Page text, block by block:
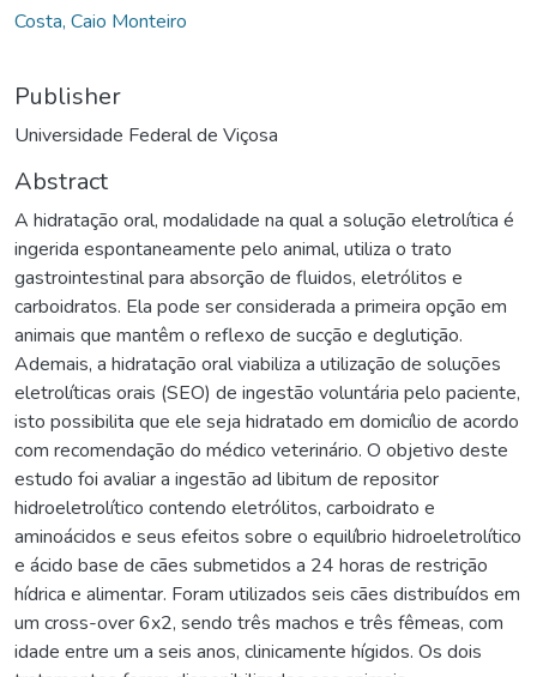
Costa, Caio Monteiro
Publisher
Universidade Federal de Viçosa
Abstract
A hidratação oral, modalidade na qual a solução eletrolítica é
ingerida espontaneamente pelo animal, utiliza o trato
gastrointestinal para absorção de fluidos, eletrólitos e
carboidratos. Ela pode ser considerada a primeira opção em
animais que mantêm o reflexo de sucção e deglutição.
Ademais, a hidratação oral viabiliza a utilização de soluções
eletrolíticas orais (SEO) de ingestão voluntária pelo paciente,
isto possibilita que ele seja hidratado em domicílio de acordo
com recomendação do médico veterinário. O objetivo deste
estudo foi avaliar a ingestão ad libitum de repositor
hidroeletrolítico contendo eletrólitos, carboidrato e
aminoácidos e seus efeitos sobre o equilíbrio hidroeletrolítico
e ácido base de cães submetidos a 24 horas de restrição
hídrica e alimentar. Foram utilizados seis cães distribuídos em
um cross-over 6x2, sendo três machos e três fêmeas, com
idade entre um a seis anos, clinicamente hígidos. Os dois